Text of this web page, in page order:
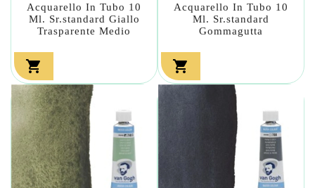
Acquarello In Tubo 10
Ml. Sr.standard Giallo
Trasparente Medio

Acquarello In Tubo 10
Ml. Sr.standard
Gommagutta
